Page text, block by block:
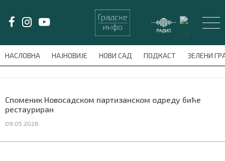
НАСЛОВНА НАЈНОВИЈЕ НОВИ САД ПОДКАСТ ЗЕЛЕНИ
meni'); $this_item = current( wp_filter_object_list(
Споменик Новосадском партизанском одреду биће
рестауриран
09.05.2026.
LAT/ЋИР
НАЈНОВИЈЕ
НОВИ САД